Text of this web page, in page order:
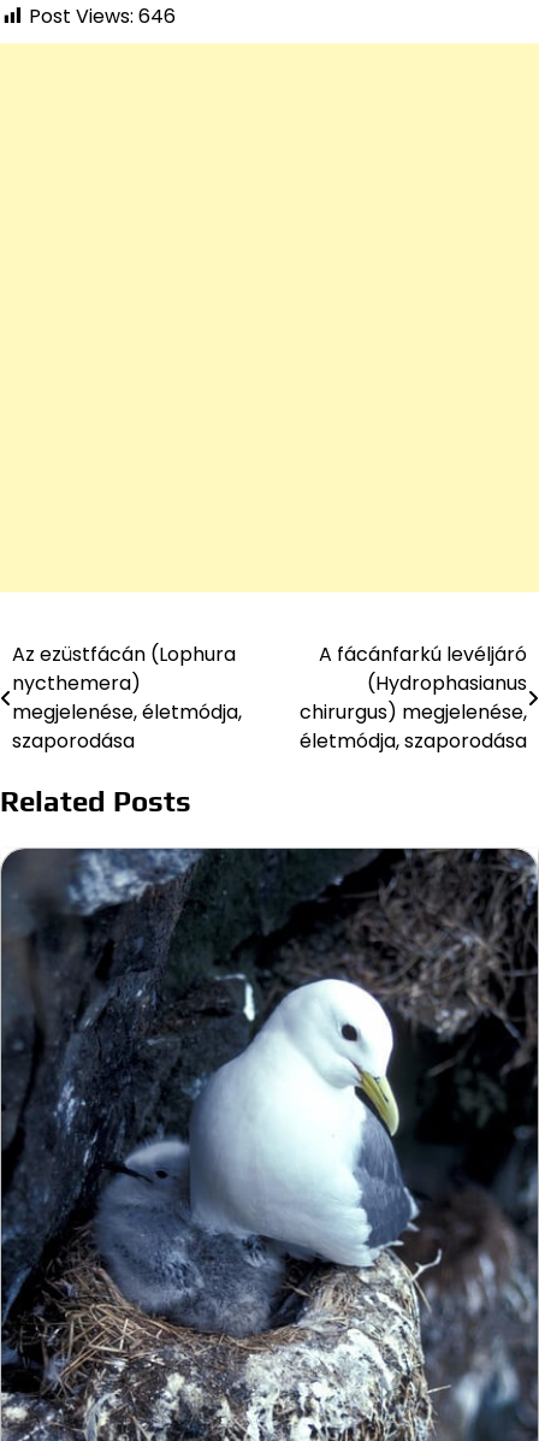
Post Views: 646
Bejegyzés
navigáció
Az ezüstfácán (Lophura
nycthemera)
megjelenése, életmódja,
szaporodása
A fácánfarkú levéljáró
(Hydrophasianus
chirurgus) megjelenése,
életmódja, szaporodása
Related Posts